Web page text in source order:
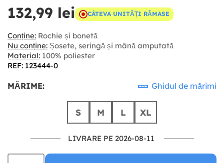
132,99 lei CÂTEVA UNITĂȚI RĂMASE
Conține: Rochie și bonetă
Nu conține: Șosete, seringă și mână amputată
Material: 100% poliester
REF: 123444-0
MĂRIME: Ghidul de mărimi
S M L XL
LIVRARE PE 2026-08-11